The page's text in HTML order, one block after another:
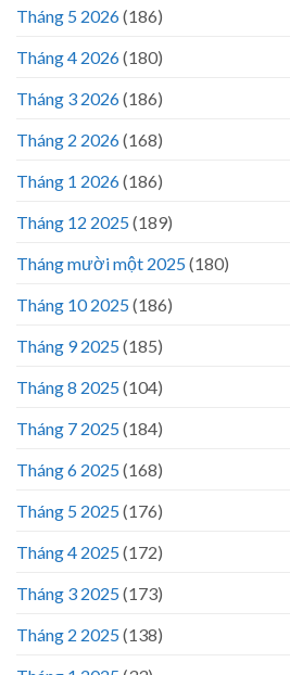
Tháng 5 2026(186)
Tháng 4 2026(180)
Tháng 3 2026(186)
Tháng 2 2026(168)
Tháng 1 2026(186)
Tháng 12 2025(189)
Tháng mười một 2025(180)
Tháng 10 2025(186)
Tháng 9 2025(185)
Tháng 8 2025(104)
Tháng 7 2025(184)
Tháng 6 2025(168)
Tháng 5 2025(176)
Tháng 4 2025(172)
Tháng 3 2025(173)
Tháng 2 2025(138)